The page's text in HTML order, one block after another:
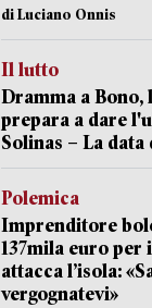
di Luciano Onnis
Il lutto
Dramma a Bono,
prepara a dare
Solinas – La
Polemica
Imprenditore
137mila euro per
attacca l’isola:
vergognatevi»